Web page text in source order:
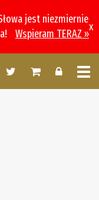
jest niezmiernie
Wspieram TERAZ »
x